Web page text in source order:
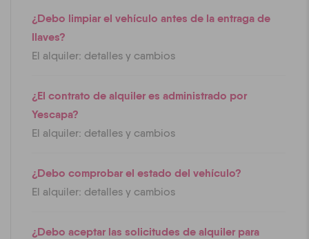
¿Debo limpiar el vehículo antes de la entraga de
llaves?
El alquiler: detalles y cambios
¿El contrato de alquiler es administrado por
Yescapa?
El alquiler: detalles y cambios
¿Debo comprobar el estado del vehículo?
El alquiler: detalles y cambios
¿Debo aceptar las solicitudes de alquiler para